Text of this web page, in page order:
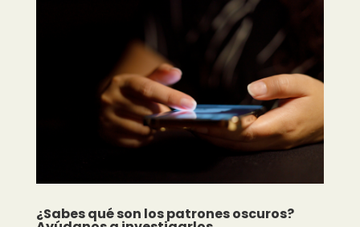
¿Sabes qué son los patrones oscuros?